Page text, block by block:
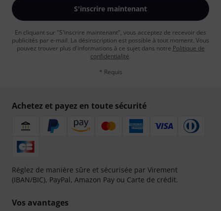
S'inscrire maintenant
En cliquant sur "S'inscrire maintenant", vous acceptez de recevoir des
publicités par e-mail. La désinscription est possible à tout moment. Vous
pouvez trouver plus d'informations à ce sujet dans notre Politique de
confidentialité.
* Requis
Achetez et payez en toute sécurité
Réglez de manière sûre et sécurisée par Virement
(IBAN/BIC), PayPal, Amazon Pay ou Carte de crédit.
Vos avantages